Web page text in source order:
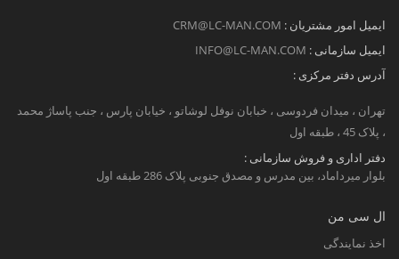
ایمیل امور مشتریان : CRM@LC-MAN.COM
ایمیل سازمانی : INFO@LC-MAN.COM
آدرس دفتر مرکزی :
تهران ، میدان فردوسی ، خبابان نوفل لوشاتو ، خیابان پارس ، جنب پاساژ محمد
، پلاک 45 ، طبقه اول
دفتر اداری و فروش سازمانی :
بلوار میرداماد، بین مدرس و مصدق جنوبی پلاک 286 طبقه اول
ال سی من
اخذ نمایندگی